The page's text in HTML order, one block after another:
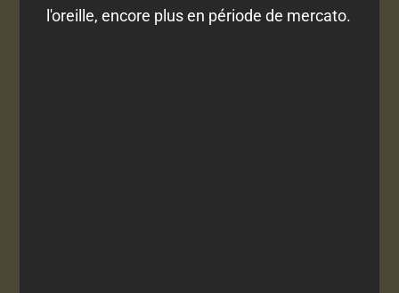
l'oreille, encore plus en période de mercato.